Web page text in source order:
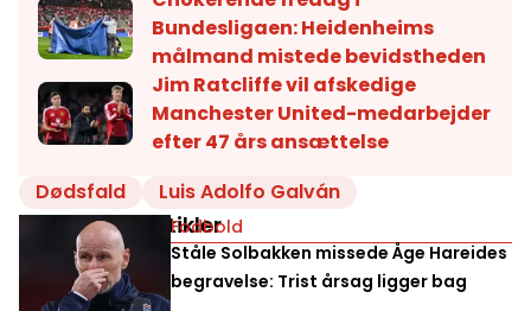
Bundesligaen: Heidenheims
målmand mistede bevidstheden
Jim Ratcliffe vil afskedige
Manchester United-medarbejder
efter 47 års ansættelse
Dødsfald
Luis Adolfo Galván
Relaterede artikler
Fodbold
Ståle Solbakken missede Åge Hareides
begravelse: Trist årsag ligger bag